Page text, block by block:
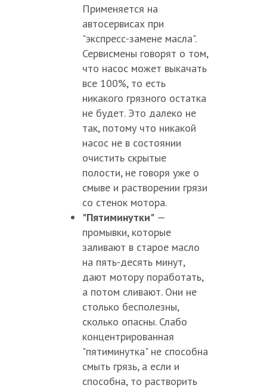
Применяется на
автосервисах при
"экспресс-замене масла".
Сервисмены говорят о том,
что насос может выкачать
все 100%, то есть
никакого грязного остатка
не будет. Это далеко не
так, потому что никакой
насос не в состоянии
очистить скрытые
полости, не говоря уже о
смыве и растворении грязи
со стенок мотора.
"Пятиминутки"—
промывки, которые
заливают в старое масло
на пять-десять минут,
дают мотору поработать,
а потом сливают. Они не
столько бесполезны,
сколько опасны. Слабо
концентрированная
"пятиминутка" не способна
смыть грязь, а если и
способна, то растворить